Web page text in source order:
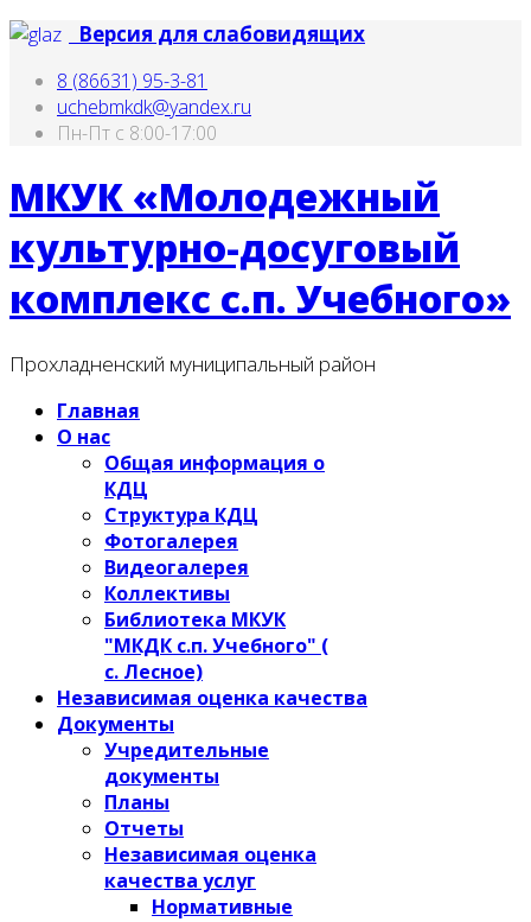
Версия для слабовидящих
8 (86631) 95-3-81
uchebmkdk@yandex.ru
Пн-Пт с 8:00-17:00
МКУК «Молодежный
культурно-досуговый
комплекс с.п. Учебного»
Прохладненский муниципальный район
Главная
О нас
Общая информация о
КДЦ
Структура КДЦ
Фотогалерея
Видеогалерея
Коллективы
Библиотека МКУК
"МКДК с.п. Учебного" (
с. Лесное)
Независимая оценка качества
Документы
Учредительные
документы
Планы
Отчеты
Независимая оценка
качества услуг
Нормативные